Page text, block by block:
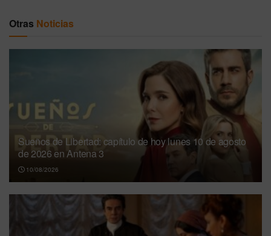
Otras Noticias
Sueños de Libertad: capítulo de hoy lunes 10 de agosto
de 2026 en Antena 3
10/08/2026